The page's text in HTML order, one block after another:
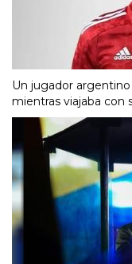
Un jugador
mientras viajaba con